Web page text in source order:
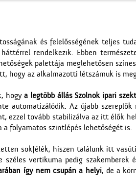
és felelősségének teljes
rendelkezik. Ebben
palettája meglehetősen
hogy az alkalmazotti létszámuk is
hogya legtöbb állás Szolnok ipari
automatizálódik. Az újabb szereplők
ezzel tovább stabilizálva az itt élők
a folyamatos szintlépés lehetőségét is.
sokfélék, hiszen találunk itt
vertikuma pedig
így nem csupán a helyi, de a